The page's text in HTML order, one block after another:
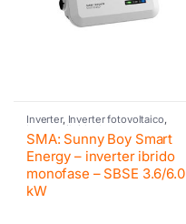
Inverter, Inverter fotovoltaico,
Inverter ibrido
residenziali SMA ,SMA ,SMA
SMA: Sunny Boy Smart
Energy – inverter ibrido
monofase – SBSE 3.6/6.0
kW